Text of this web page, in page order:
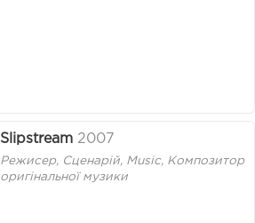
Slipstream 2007
Режисер, Сценарій, Music, Композитор
оригінальної музики